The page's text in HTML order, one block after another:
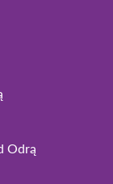
Odrą